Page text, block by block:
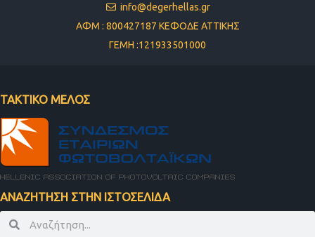
info@degerhellas.gr
ΑΦΜ : 800427187 ΚΕΦΟΔΕ ΑΤΤΙΚΗΣ
ΓΕΜΗ :121933501000
ΤΑΚΤΙΚΟ ΜΕΛΟΣ
ΑΝΑΖΗΤΗΣΗ ΣΤΗΝ ΙΣΤΟΣΕΛΙΔΑ
SearchSearch